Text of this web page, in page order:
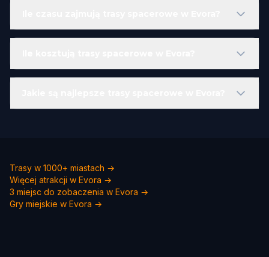
Trasy w 1000+ miastach →
Więcej atrakcji w Evora →
3 miejsc do zobaczenia w Evora →
Gry miejskie w Evora →